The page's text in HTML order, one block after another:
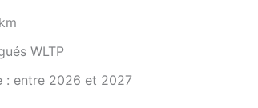
WLTP
: entre 2026 et 2027